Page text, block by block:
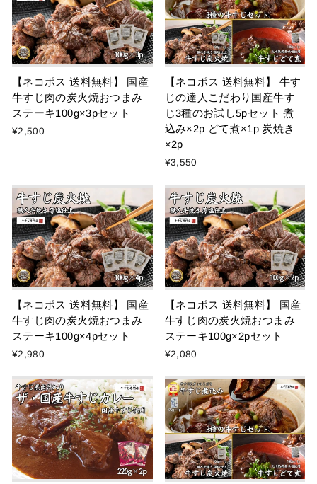
【ネコポス 送料無料】 国産
牛すじ肉の炭火焼おつまみ
ステーキ100g×3pセット
¥2,500
【ネコポス 送料無料】 牛す
じの達人こだわり国産牛す
じ3種のお試し5pセット 煮
込み×2p どて煮×1p 炭焼き
×2p
¥3,550
【ネコポス 送料無料】 国産
牛すじ肉の炭火焼おつまみ
ステーキ100g×4pセット
¥2,980
【ネコポス 送料無料】 国産
牛すじ肉の炭火焼おつまみ
ステーキ100g×2pセット
¥2,080